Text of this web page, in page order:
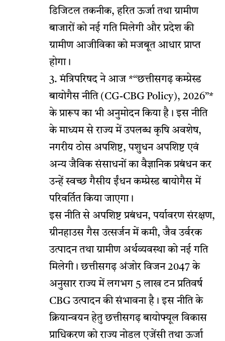
डिजिटल तकनीक, हरित ऊर्जा तथा ग्रामीण
बाजारों को नई गति मिलेगी और प्रदेश की
ग्रामीण आजीविका को मजबूत आधार प्राप्त
होगा।
3. मंत्रिपरिषद ने आज *“छत्तीसगढ़ कम्प्रेस्ड
बायोगैस नीति (CG-CBG Policy), 2026”*
के प्रारूप का भी अनुमोदन किया है। इस नीति
के माध्यम से राज्य में उपलब्ध कृषि अवशेष,
नगरीय ठोस अपशिष्ट, पशुधन अपशिष्ट एवं
अन्य जैविक संसाधनों का वैज्ञानिक प्रबंधन कर
उन्हें स्वच्छ गैसीय ईंधन कम्प्रेस्ड बायोगैस में
परिवर्तित किया जाएगा।
इस नीति से अपशिष्ट प्रबंधन, पर्यावरण संरक्षण,
ग्रीनहाउस गैस उत्सर्जन में कमी, जैव उर्वरक
उत्पादन तथा ग्रामीण अर्थव्यवस्था को नई गति
मिलेगी। छत्तीसगढ़ अंजोर विजन 2047 के
अनुसार राज्य में लगभग 5 लाख टन प्रतिवर्ष
CBG उत्पादन की संभावना है। इस नीति के
क्रियान्वयन हेतु छत्तीसगढ़ बायोफ्यूल विकास
प्राधिकरण को राज्य नोडल एजेंसी तथा ऊर्जा